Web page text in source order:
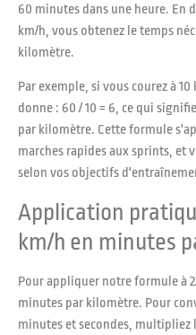
60 minutes dans une heure. En
km/h, vous obtenez le temps
kilomètre.
Par exemple, si vous courez à
donne : 60 / 10 = 6, ce qui
par kilomètre. Cette formule
marches rapides aux sprints, et
selon vos objectifs
Application
km/h en minutes
Pour appliquer notre formule à
minutes par kilomètre. Pour
minutes et secondes, multipliez